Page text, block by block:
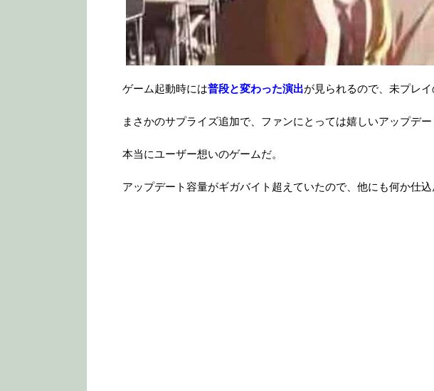
ゲーム起動時には普段と変わった演出が見られるので、未プレイ
まさかのサプライズ追加で、ファンにとっては嬉しいアップデー
本当にユーザー想いのゲームだ。
アップデート容量がギガバイト超えていたので、他にも何か仕